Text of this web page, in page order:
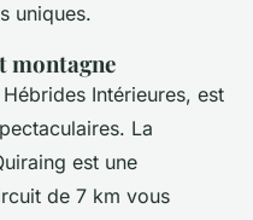
uniques.
montagne
Intérieures, est
La
est une
de 7 km vous